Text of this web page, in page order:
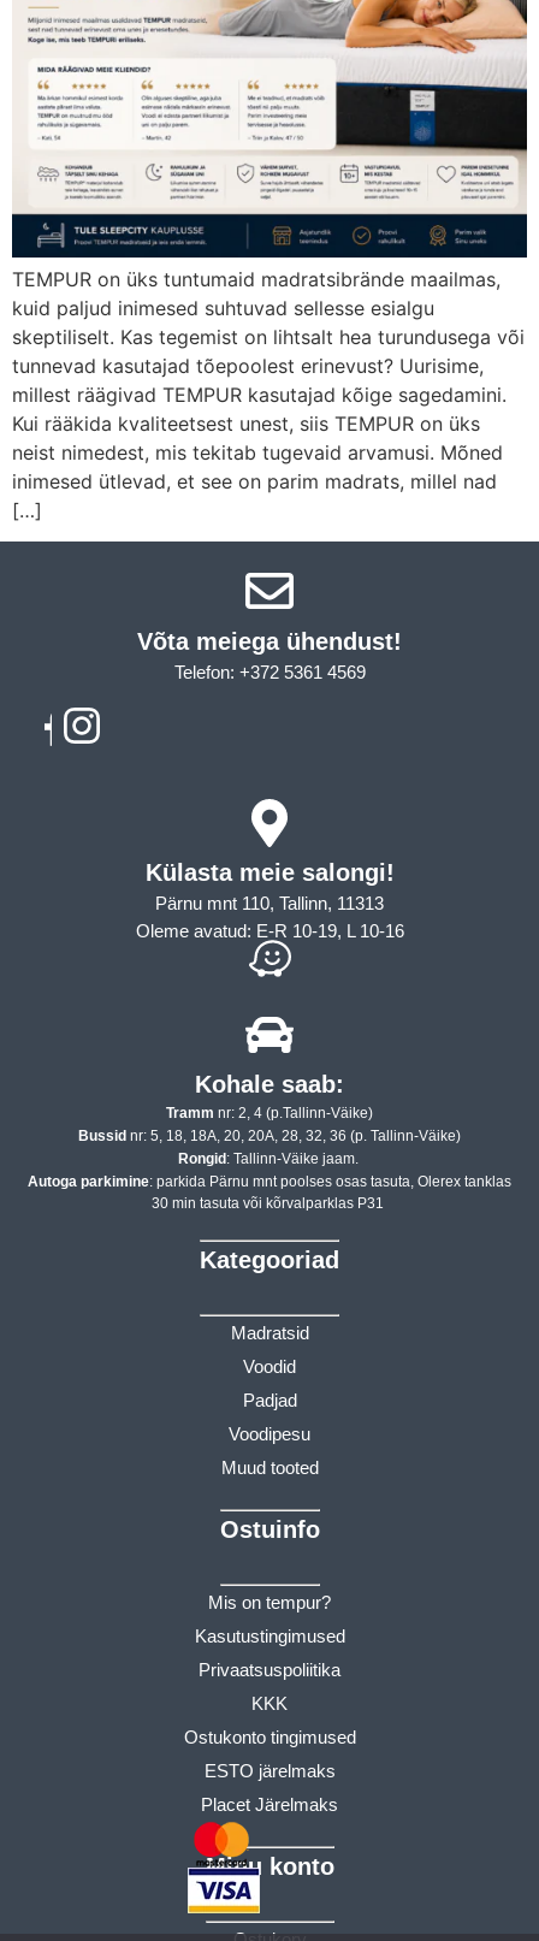
TEMPUR on üks tuntumaid madratsibrände maailmas,
kuid paljud inimesed suhtuvad sellesse esialgu
skeptiliselt. Kas tegemist on lihtsalt hea turundusega või
tunnevad kasutajad tõepoolest erinevust? Uurisime,
millest räägivad TEMPUR kasutajad kõige sagedamini.
Kui rääkida kvaliteetsest unest, siis TEMPUR on üks
neist nimedest, mis tekitab tugevaid arvamusi. Mõned
inimesed ütlevad, et see on parim madrats, millel nad
[…]
Võta meiega ühendust!​
Telefon: +372 5361 4569
Külasta meie salongi!
Pärnu mnt 110, Tallinn, 11313
Oleme avatud: E-R 10-19, L 10-16
Kohale saab:
Tramm nr: 2, 4 (p.Tallinn-Väike)
Bussid nr: 5, 18, 18A, 20, 20A, 28, 32, 36 (p. Tallinn-Väike)
Rongid : Tallinn-Väike jaam.
Autoga parkimine: parkida Pärnu mnt poolses osas tasuta, Olerex tanklas
30 min tasuta või kõrvalparklas P31
Kategooriad
Madratsid
Voodid
Padjad
Voodipesu
Muud tooted
Ostuinfo
Mis on tempur?
Kasutustingimused
Privaatsuspoliitika
KKK
Ostukonto tingimused
ESTO järelmaks
Placet Järelmaks
Minu konto